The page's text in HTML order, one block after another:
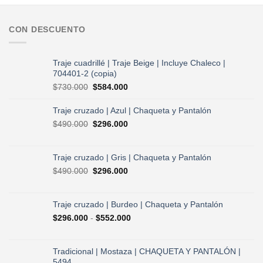
CON DESCUENTO
Traje cuadrillé | Traje Beige | Incluye Chaleco |
704401-2 (copia)
$730.000 El
original
era:
$730.000.
$584.000El
actual
es:
Traje cruzado | Azul | Chaqueta y Pantalón
$490.000 El
era:
$490.000.
$296.000El
es:
Traje cruzado | Gris | Chaqueta y Pantalón
$490.000 El
era:
$490.000.
$296.000El
es:
Traje cruzado | Burdeo | Chaqueta y Pantalón
$296.000 - $552.000Rango
desde
Tradicional | Mostaza | CHAQUETA Y PANTALÓN |